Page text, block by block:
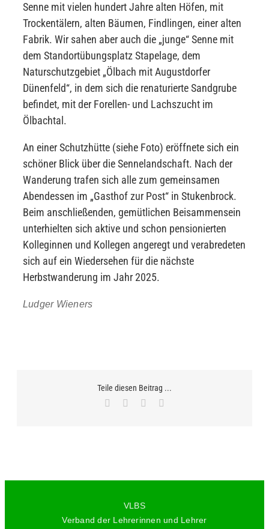
Senne mit vielen hundert Jahre alten Höfen, mit
Trockentälern, alten Bäumen, Findlingen, einer alten
Fabrik. Wir sahen aber auch die „junge“ Senne mit
dem Standortübungsplatz Stapelage, dem
Naturschutzgebiet „Ölbach mit Augustdorfer
Dünenfeld“, in dem sich die renaturierte Sandgrube
befindet, mit der Forellen- und Lachszucht im
Ölbachtal.
An einer Schutzhütte (siehe Foto) eröffnete sich ein
schöner Blick über die Sennelandschaft. Nach der
Wanderung trafen sich alle zum gemeinsamen
Abendessen im „Gasthof zur Post“ in Stukenbrock.
Beim anschließenden, gemütlichen Beisammensein
unterhielten sich aktive und schon pensionierten
Kolleginnen und Kollegen angeregt und verabredeten
sich auf ein Wiedersehen für die nächste
Herbstwanderung im Jahr 2025.
Ludger Wieners
Teile diesen Beitrag ...
Facebook WhatsApp
VLBS
Verband der Lehrerinnen und Lehrer